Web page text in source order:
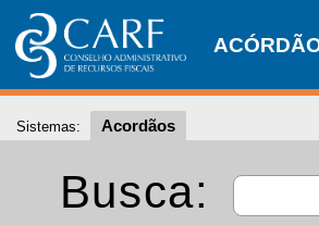
Sistemas: Acordãos
Busca: